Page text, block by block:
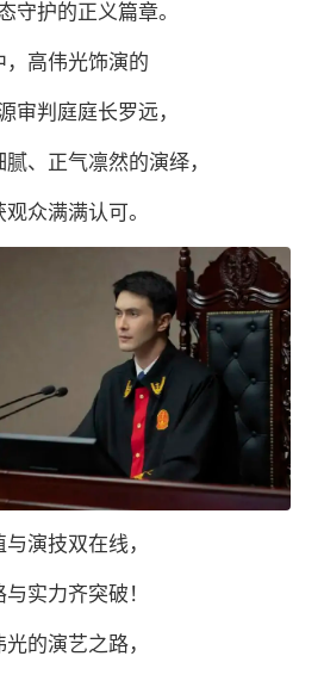
守护的正义篇章。
，高伟光饰演的
审判庭庭长罗远，
、正气凛然的演绎，
观众满满认可。
与演技双在线，
与实力齐突破！
光的演艺之路，